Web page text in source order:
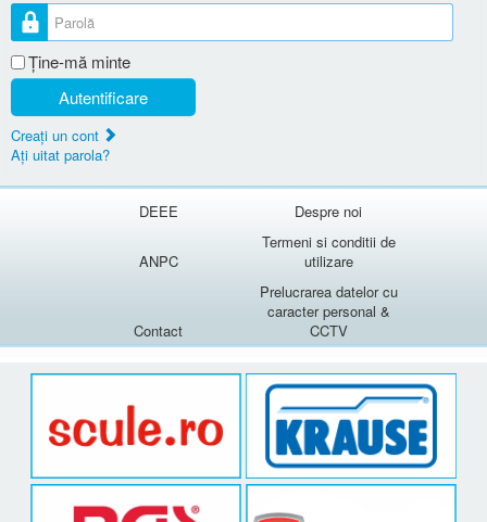
Parolă
Ţine-mă minte
Autentificare
Creaţi un cont
Aţi uitat parola?
DEEE Despre noi
ANPC
Termeni si conditii de
utilizare
Contact
Prelucrarea datelor cu
caracter personal &
CCTV